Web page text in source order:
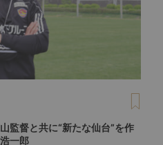
監督と共に“新たな仙台”を作
一郎